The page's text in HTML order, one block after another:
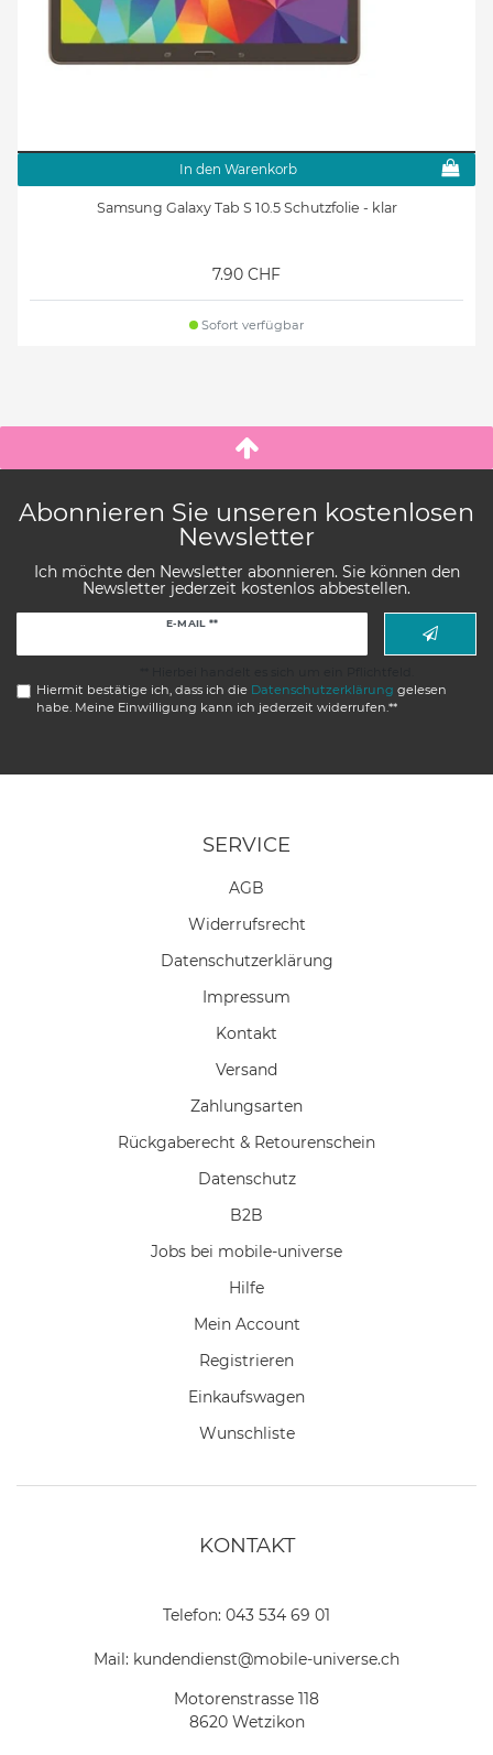
In den Warenkorb
Samsung Galaxy Tab S 10.5 Schutzfolie - klar
7.90 CHF
Sofort verfügbar
Abonnieren Sie unseren kostenlosen
Newsletter
Ich möchte den Newsletter abonnieren. Sie können den
Newsletter jederzeit kostenlos abbestellen.
E-MAIL **
Hiermit bestätige ich, dass ich die Daten­schutz­erklärung gelesen
habe. Meine Einwilligung kann ich jederzeit widerrufen.**
SERVICE
AGB
Widerrufs­recht
Daten­schutz­erklärung
Impressum
Kontakt
Versand
Zahlungsarten
Rückgaberecht & Retourenschein
Datenschutz
B2B
Jobs bei mobile-universe
Hilfe
Mein Account
Registrieren
Einkaufswagen
Wunschliste
KONTAKT
Telefon: 043 534 69 01
Mail: kundendienst@mobile-universe.ch
Motorenstrasse 118
8620 Wetzikon